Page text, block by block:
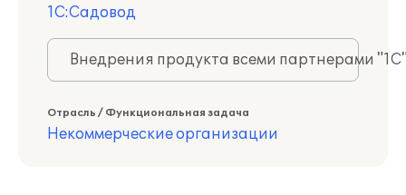
1С:Садовод
Внедрения продукта всеми партнерами
Отрасль / Функциональная задача
Некоммерческие организации